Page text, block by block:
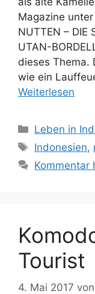
Magazine unter
NUTTEN – DIE
UTAN-
dieses Thema.
wie ein
Weiterlesen
K
a
e
i
e
n
Leben in
S
c
w
r
t
Indonesien,
Kommentar
Tourist
4. Mai 2017 von